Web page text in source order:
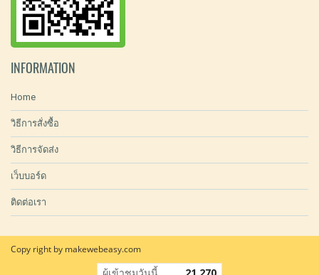
INFORMATION
Home
วิธีการสั่งซื้อ
วิธีการจัดส่ง
เว็บบอร์ด
ติดต่อเรา
Copy right by makewebeasy.com
ผู้เข้าชมวันนี้ 21,270